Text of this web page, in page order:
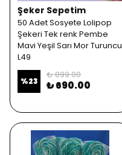
Şeker Sepetim
50 Adet Sosyete Lolipop
Şekeri Tek renk Pembe
Mavi Yeşil Sarı Mor Turuncu
L49
%23
₺ 899.00
₺ 690.00